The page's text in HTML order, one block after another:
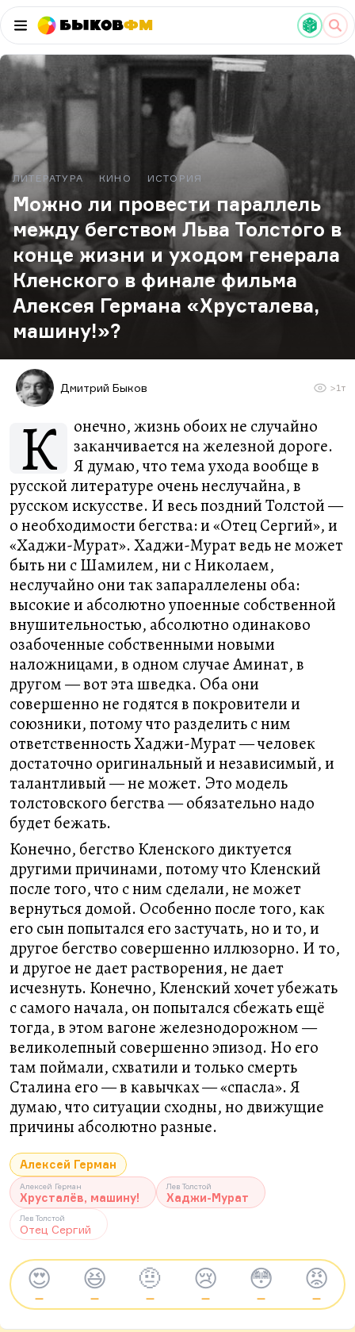
БыковФМ
ЛИТЕРАТУРА КИНО ИСТОРИЯ
Можно ли провести параллель
между бегством Льва Толстого в
конце жизни и уходом генерала
Кленского в финале фильма
Алексея Германа «Хрусталева,
машину!»?
Дмитрий Быков >1т
К
онечно, жизнь обоих не случайно
заканчивается на железной дороге.
Я думаю, что тема ухода вообще в
русской литературе очень неслучайна, в
русском искусстве. И весь поздний Толстой —
о необходимости бегства: и «Отец Сергий», и
«Хаджи-Мурат». Хаджи-Мурат ведь не может
быть ни с Шамилем, ни с Николаем,
неслучайно они так запараллелены оба:
высокие и абсолютно упоенные собственной
внушительностью, абсолютно одинаково
озабоченные собственными новыми
наложницами, в одном случае Аминат, в
другом — вот эта шведка. Оба они
совершенно не годятся в покровители и
союзники, потому что разделить с ним
ответственность Хаджи-Мурат — человек
достаточно оригинальный и независимый, и
талантливый — не может. Это модель
толстовского бегства — обязательно надо
будет бежать.
Конечно, бегство Кленского диктуется
другими причинами, потому что Кленский
после того, что с ним сделали, не может
вернуться домой. Особенно после того, как
его сын попытался его застучать, но и то, и
другое бегство совершенно иллюзорно. И то,
и другое не дает растворения, не дает
исчезнуть. Конечно, Кленский хочет убежать
с самого начала, он попытался сбежать ещё
тогда, в этом вагоне железнодорожном —
великолепный совершенно эпизод. Но его
там поймали, схватили и только смерть
Сталина его — в кавычках — «спасла». Я
думаю, что ситуации сходны, но движущие
причины абсолютно разные.
Алексей Герман
Алексей Герман
Хрусталёв, машину!
Лев Толстой
Хаджи-Мурат
Лев Толстой
Отец Сергий
😍
—
😆
—
🤨
—
😢
—
😳
—
😡
—